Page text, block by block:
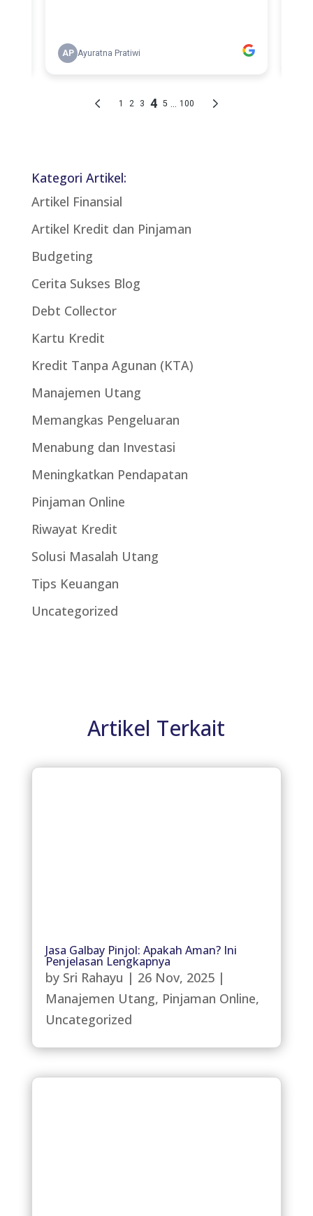
Kategori Artikel:
Artikel Finansial
Artikel Kredit dan Pinjaman
Budgeting
Cerita Sukses Blog
Debt Collector
Kartu Kredit
Kredit Tanpa Agunan (KTA)
Manajemen Utang
Memangkas Pengeluaran
Menabung dan Investasi
Meningkatkan Pendapatan
Pinjaman Online
Riwayat Kredit
Solusi Masalah Utang
Tips Keuangan
Uncategorized
Artikel Terkait
Jasa Galbay Pinjol: Apakah Aman? Ini
Penjelasan Lengkapnya
by Sri Rahayu | 26 Nov, 2025|
Manajemen Utang, Pinjaman Online,
Uncategorized